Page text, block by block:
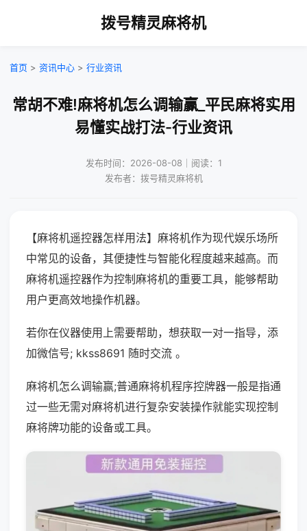
拨号精灵麻将机
首页 > 资讯中心 > 行业资讯
常胡不难!麻将机怎么调输赢_平民麻将实用
易懂实战打法-行业资讯
发布时间：2026-08-08｜阅读：1
发布者：拨号精灵麻将机
【麻将机遥控器怎样用法】麻将机作为现代娱乐场所
中常见的设备，其便捷性与智能化程度越来越高。而
麻将机遥控器作为控制麻将机的重要工具，能够帮助
用户更高效地操作机器。
若你在仪器使用上需要帮助，想获取一对一指导，添
加微信号; kkss8691 随时交流 。
麻将机怎么调输赢;普通麻将机程序控牌器一般是指通
过一些无需对麻将机进行复杂安装操作就能实现控制
麻将牌功能的设备或工具。